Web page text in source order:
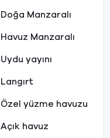
Doğa Manzaralı
Havuz Manzaralı
Uydu yayını
Langırt
Özel yüzme havuzu
Açık havuz